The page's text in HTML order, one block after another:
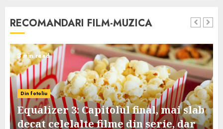
RECOMANDARI FILM-MUZICA
3 min read
Din fotoliu
Equalizer 3: Capitolul final, mai slab
decat celelalte filme din serie, dar